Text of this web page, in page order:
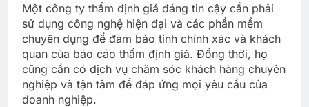
Một công ty thẩm định giá đáng tin cậy cần phải
sử dụng công nghệ hiện đại và các phần mềm
chuyên dụng để đảm bảo tính chính xác và khách
quan của báo cáo thẩm định giá. Đồng thời, họ
cũng cần có dịch vụ chăm sóc khách hàng chuyên
nghiệp và tận tâm để đáp ứng mọi yêu cầu của
doanh nghiệp.